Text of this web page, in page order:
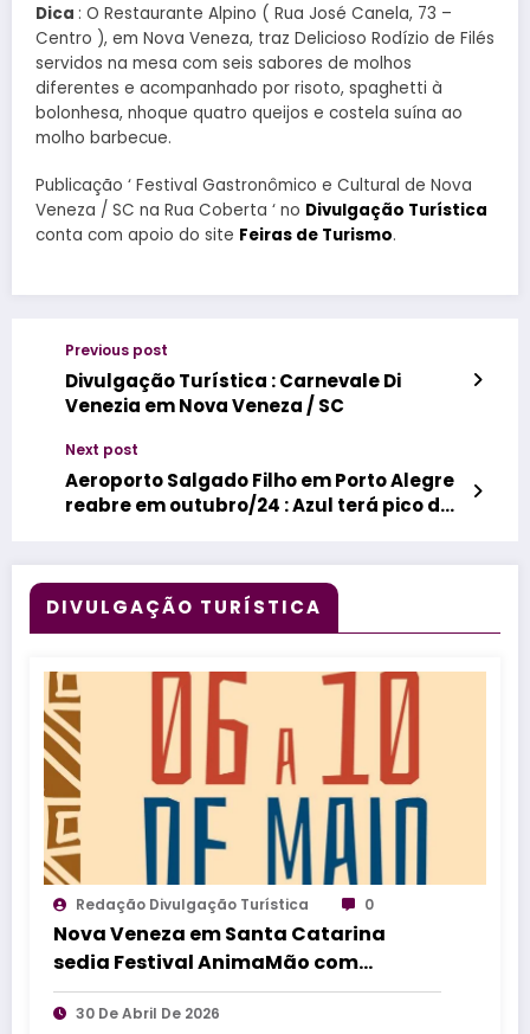
Dica : O Restaurante Alpino ( Rua José Canela, 73 –
Centro ), em Nova Veneza, traz Delicioso Rodízio de Filés
servidos na mesa com seis sabores de molhos
diferentes e acompanhado por risoto, spaghetti à
bolonhesa, nhoque quatro queijos e costela suína ao
molho barbecue.
Publicação ‘ Festival Gastronômico e Cultural de Nova
Veneza / SC na Rua Coberta ‘ no Divulgação Turística
conta com apoio do site Feiras de Turismo.
Previous post
Divulgação Turística : Carnevale Di
Venezia em Nova Veneza / SC
Next post
Aeroporto Salgado Filho em Porto Alegre
reabre em outubro/24 : Azul terá pico de
DIVULGAÇÃO TURÍSTICA
Redação Divulgação Turística 0
Nova Veneza em Santa Catarina
sedia Festival AnimaMão com
espetáculos gratuitos de teatro de
bonecos
30 De Abril De 2026